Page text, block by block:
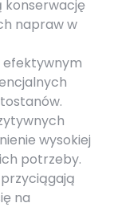
konserwację
napraw w
efektywnym
wysokiej
potrzeby.
na